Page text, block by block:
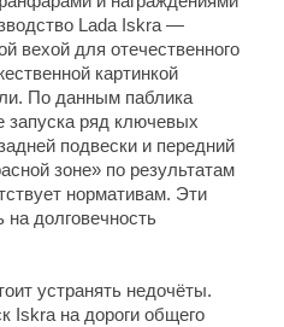
Lada Iskra —
вехой для отечественного
картинкой
По данным паблика
запуска ряд ключевых
подвески и передний
зоне» по результатам
нормативам. Эти
на долговечность
устранять недочёты.
Iskra на дороги общего